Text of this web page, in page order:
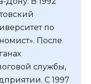
по
После
службы,
С 1997